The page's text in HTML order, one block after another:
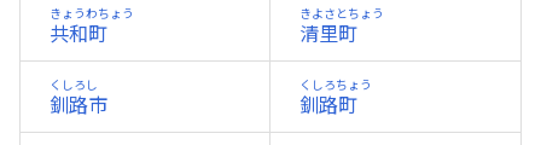
共和町
きょうわちょう
清里町
きよさとちょう
釧路市
くしろし
釧路町
くしろちょう